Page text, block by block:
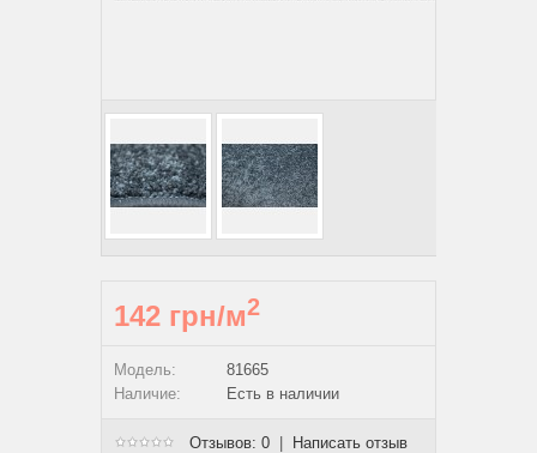
142 грн/м2
Модель:
81665
Наличие:
Есть в наличии
Отзывов: 0 Написать отзыв